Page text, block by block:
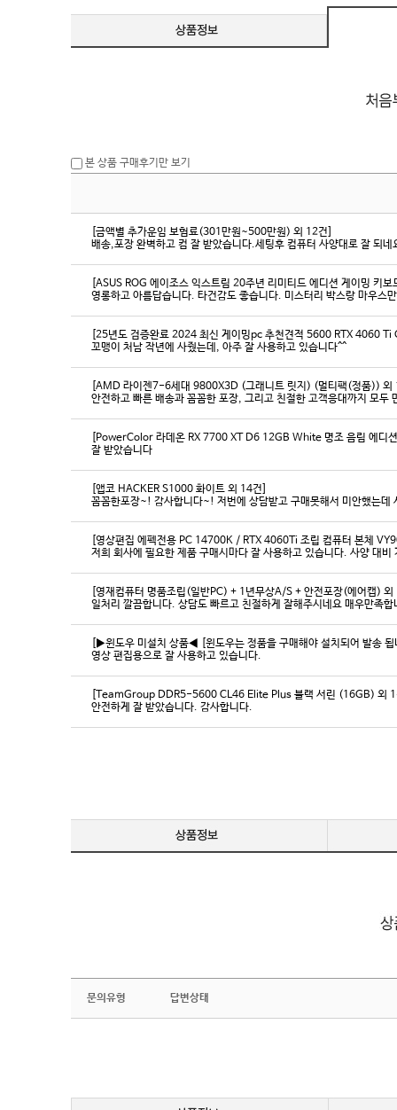
본 상품 구매후기만 보기
[금액별 추가운임 보험료(301만원~500만원) 외 12건]
배송,포장 완벽하고 컴 잘 받았습니다.세팅후 컴퓨터 사양대로 잘 되
[ASUS ROG 에이조스 익스트림 20주년 리미티드 에디션 게이밍 키
영롱하고 아름답습니다. 타건감도 좋습니다. 미스터리 박스랑 마우스
[25년도 검증완료 2024 최신 게이밍pc 추천견적 5600 RTX 4060
꼬맹이 처남 작년에 사줬는데, 아주 잘 사용하고 있습니다^^
[AMD 라이젠7-6세대 9800X3D (그래니트 릿지) (멀티팩(정품)) 외
[PowerColor 라데온 RX 7700 XT D6 12GB White 명조 음림 에디
잘 받았습니다
[앱코 HACKER S1000 화이트 외 14건]
꼼꼼한포장~! 감사합니다~! 저번에 상담받고 구매못해서 미안했는
[영상편집 에펙전용 PC 14700K / RTX 4060Ti 조립 컴퓨터 본체
[영재컴퓨터 명품조립(일반PC) + 1년무상A/S + 안전포장(에어캡)
일처리 깔끔합니다. 상담도 빠르고 친절하게 잘해주시네요 매우만족
[▶윈도우 미설치 상품◀ [윈도우는 정품을 구매해야 설치되어 발송
영상 편집용으로 잘 사용하고 있습니다.
[TeamGroup DDR5-5600 CL46 Elite Plus 블랙 서린 (16GB) 외
안전하게 잘 받았습니다. 감사합니다.
문의유형 답변상태